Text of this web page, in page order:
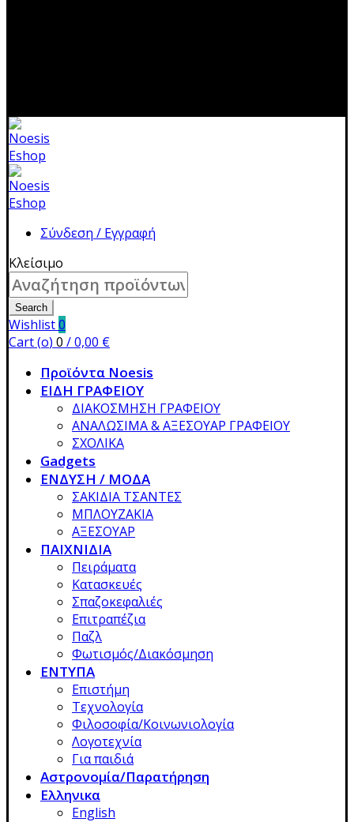
Σύνδεση / Εγγραφή
Κλείσιμο
Search
for:
Search
Wishlist0
Cart (o) 0 /0,00 €
Προϊόντα Noesis
ΕΙΔΗ ΓΡΑΦΕΙΟΥ
ΔΙΑΚΟΣΜΗΣΗ ΓΡΑΦΕΙΟΥ
ΑΝΑΛΩΣΙΜΑ & ΑΞΕΣΟΥΑΡ ΓΡΑΦΕΙΟΥ
ΣΧΟΛΙΚΑ
Gadgets
ΕΝΔΥΣΗ / ΜΟΔΑ
ΣΑΚΙΔΙΑ ΤΣΑΝΤΕΣ
ΜΠΛΟΥΖΑΚΙΑ
ΑΞΕΣΟΥΑΡ
ΠΑΙΧΝΙΔΙΑ
Πειράματα
Κατασκευές
Σπαζοκεφαλιές
Επιτραπέζια
Παζλ
Φωτισμός/Διακόσμηση
ΕΝΤΥΠΑ
Επιστήμη
Τεχνολογία
Φιλοσοφία/Κοινωνιολογία
Λογοτεχνία
Για παιδιά
Αστρονομία/Παρατήρηση
Ελληνικα
English